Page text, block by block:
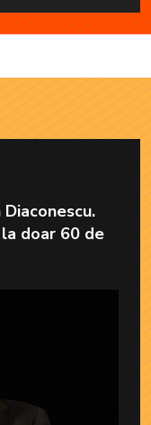
cu har, harul
să poată să
doar 60 de